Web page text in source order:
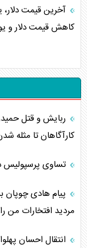
کاهش قیمت دلار و
ربایش و قتل
کارآگاهان تا مثله
تساوی پرسپولیس
پیام هادی
مردید افتخارات من
انتقال احسان